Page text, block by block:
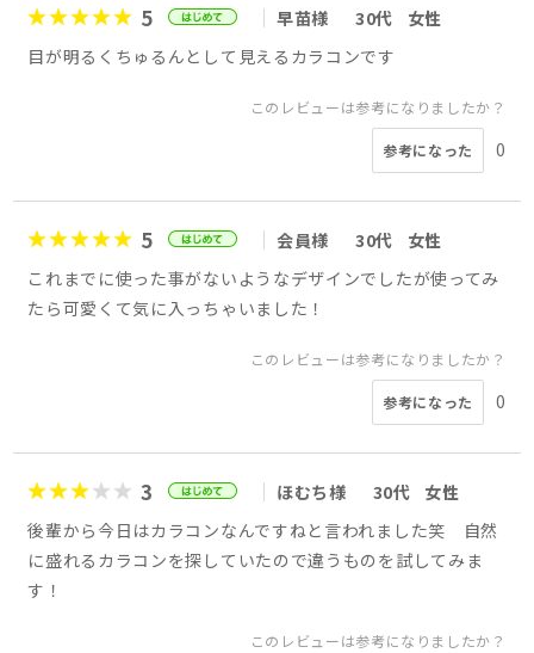
5 早苗様 30代
女性
目が明るくちゅるんとして見えるカラコンです
このレビューは参考になりましたか？
参考になった 0
5 会員様 30代
女性
これまでに使った事がないようなデザインでしたが使ってみ
たら可愛くて気に入っちゃいました！
このレビューは参考になりましたか？
参考になった 0
3 ほむち様 30代
女性
後輩から今日はカラコンなんですねと言われました笑 自然
に盛れるカラコンを探していたので違うものを試してみま
す！
このレビューは参考になりましたか？